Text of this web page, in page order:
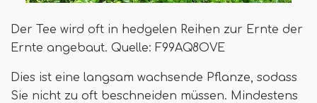
Der Tee wird oft in hedgelen Reihen zur Ernte der
Ernte angebaut. Quelle: F99AQ8OVE
Dies ist eine langsam wachsende Pflanze, sodass
Sie nicht zu oft beschneiden müssen. Mindestens